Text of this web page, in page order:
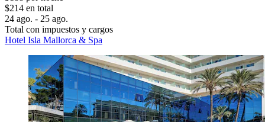
$214 en total
24 ago. - 25 ago.
Total con impuestos y cargos
Hotel Isla Mallorca & Spa